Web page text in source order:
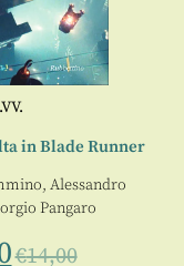
in Blade Runner
, Alessandro
Pangaro
€14,00